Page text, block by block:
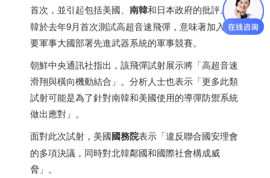
首次，並引起包括美國、 南韓和日本政府的批評。北
韓於去年9月首次測試高超音速飛彈，意味著加入主
要軍事大國部署先進武器系統的軍事競賽。
朝鮮中央通訊社指出，該飛彈試射展示將「高超音速
滑翔與橫向機動結合」。分析人士也表示「更多此類
試射可能是為了針對南韓和美國使用的導彈防禦系統
做出應對」。
面對此次試射，美國國務院表示「違反聯合國安理會
的多項決議，同時對北韓鄰國和國際社會構成威
脅」。